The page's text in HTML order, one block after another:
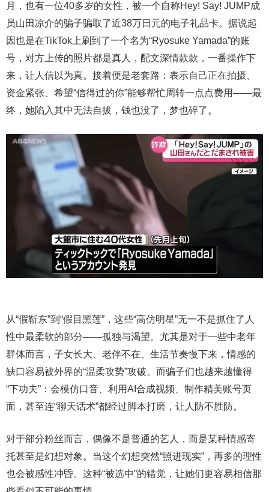
月，也有一位40多岁的女性，被一个自称Hey! Say! JUMP成
员山田凉介的骗子骗取了近38万日元的电子礼品卡。据说起
因也是在TikTok上刷到了一个名为“Ryosuke Yamada”的账
号，对方上传的照片都是真人，配文深情款款，一番操作下
来，让人信以为真。接着便是老套路：表示自己正在拍摄、
资金紧张、希望“信得过的你”能够帮忙周转一点点费用——最
终，她陷入其中无法自拔，钱也没了，梦也碎了。
从“假靳东”到“假目黑莲”，这些“高仿明星”无一不是抓住了人
性中最柔软的部分——孤独与渴望。尤其是对于一些中老年
群体而言，子女长大、老伴不在、生活节奏慢下来，情感的
缺口容易被外界的“温柔攻势”攻破。而骗子们也越来越懂得
“下功夫”：会模仿口音、利用AI合成视频、制作精美账号页
面，甚至连“聊天话术”都经过脚本打磨，让人防不胜防。
对于部分粉丝而言，偶像不是普通的艺人，而是某种情感寄
托甚至是幻想对象。当这个幻想突然“照进现实”，再多的理性
也会被感性冲昏。这种“被选中”的错觉，让她们更容易相信那